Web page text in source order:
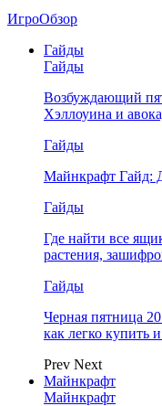
ИгроОбзор
Гайды
Гайды
Возбуждающий
Хэллоуина и
Гайды
Майнкрафт Гайд:
Гайды
Где найти все
растения,
Гайды
Черная пятница
как легко купить
Prev Next
Майнкрафт
Майнкрафт